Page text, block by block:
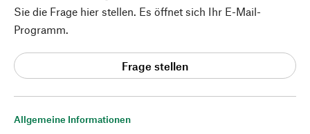
Allgemeine Informationen
Sie die Frage hier stellen. Es öffnet sich Ihr E-Mail-
Programm.
Frage stellen